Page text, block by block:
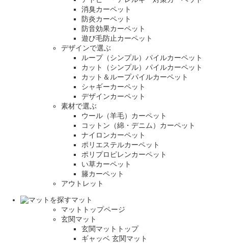
消臭カーペット
防炎カーペット
防音効果カーペット
遊び毛防止カーペット
デザインで選ぶ
ループ（シンプル）パイルカーペット
カット（シンプル）パイルカーペット
カット＆ループパイルカーペット
シャギーカーペット
デザインカーペット
素材で選ぶ
ウール（羊毛）カーペット
コットン（綿・デニム）カーペット
ナイロンカーペット
ポリエステルカーペット
ポリプロピレンカーペット
い草カーペット
籐カーペット
アウトレット
マット
マットトップページ
玄関マット
玄関マットトップ
ギャッベ 玄関マット